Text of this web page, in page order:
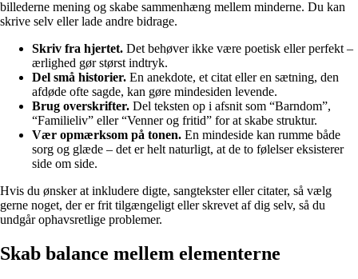
billederne mening og skabe sammenhæng mellem minderne. Du kan
skrive selv eller lade andre bidrage.
Skriv fra hjertet. Det behøver ikke være poetisk eller perfekt –
ærlighed gør størst indtryk.
Del små historier. En anekdote, et citat eller en sætning, den
afdøde ofte sagde, kan gøre mindesiden levende.
Brug overskrifter. Del teksten op i afsnit som “Barndom”,
“Familieliv” eller “Venner og fritid” for at skabe struktur.
Vær opmærksom på tonen. En mindeside kan rumme både
sorg og glæde – det er helt naturligt, at de to følelser eksisterer
side om side.
Hvis du ønsker at inkludere digte, sangtekster eller citater, så vælg
gerne noget, der er frit tilgængeligt eller skrevet af dig selv, så du
undgår ophavsretlige problemer.
Skab balance mellem elementerne